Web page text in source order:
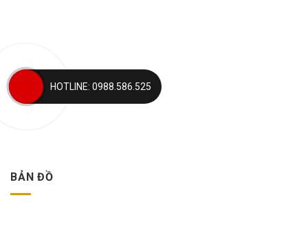
BẢN ĐỒ
HOTLINE: 0988.586.525